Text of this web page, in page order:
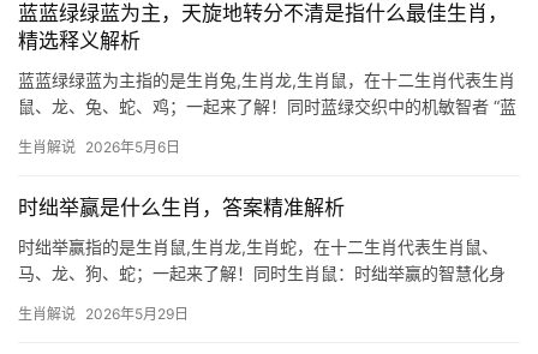
蓝蓝绿绿蓝为主，天旋地转分不清是指什么最佳生肖，
精选释义解析
蓝蓝绿绿蓝为主指的是生肖兔,生肖龙,生肖鼠，在十二生肖代表生肖
鼠、龙、兔、蛇、鸡；一起来了解！同时蓝绿交织中的机敏智者 “蓝
之际，唯有鼠的机敏能辨明方向，古籍云“鼠咬天开”，喻其突破困境
生肖解说 2026年5月6日
时绌举赢是什么生肖，答案精准解析
时绌举赢指的是生肖鼠,生肖龙,生肖蛇，在十二生肖代表生肖鼠、
马、龙、狗、蛇；一起来了解！同时生肖鼠：时绌举赢的智慧化身
正是这一精神的绝佳代表，鼠年出生的人天生机敏，善于在资源有
生肖解说 2026年5月29日